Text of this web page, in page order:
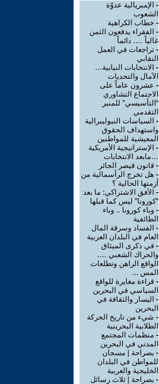
- الإمبريالية عدوّة
الشعوب
- خطاب الكراهية
- الفقراء يدفعون الثمن
غالياً …. دائماً
- تراجعات في العمل
النقابي
- الانتخابات النيابية…
الآمال والتحديات
- عشرون عاماً على
الاجتماع التشاوري
“التأسيسي” للمنبر
التقدمي
- السياسات النيوليبرالية
واستهداف الحقوق
المعيشية للمواطنين
- الإستراتيجية الأمريكية
…مابعد الانتخابات
- قانون قيصر الجائر
- هل تخرج الرأسمالية من
أزمتها الحالية ؟
- الأفق الاشتراكي: ما بعد
“كورونا” ليس كما قبلها
- وباء كورونا .. وباء
الطائفية
- الفساد وسرقة المال
العام في البلدان العربية
- في ذكرى الميثاق
والحراك الشعبي ….
الواقع الراهن وتطلعات
المس ...
- قراءة مغايرة للواقع
السياسي في البحرين
- اليسار والثقافة في
البحرين
- شيء من تاريخ الحركة
الطلابية البحرينية
- منظمات المجتمع
المدني في البحرين
- بصراحة | مسجان
للمواطن في البلدان
الخليجية والعربية
- بصراحة | ثلاث رسائل